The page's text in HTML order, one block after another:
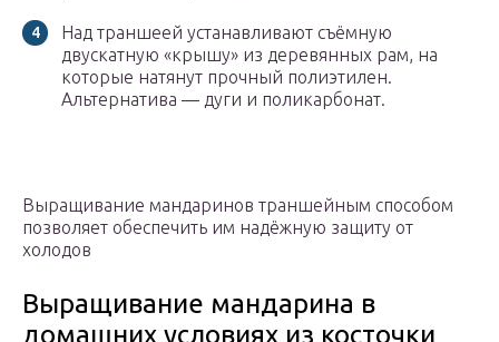
Над траншеей устанавливают съёмную
двускатную «крышу» из деревянных рам, на
которые натянут прочный полиэтилен.
Альтернатива — дуги и поликарбонат.
Выращивание мандаринов траншейным способом
позволяет обеспечить им надёжную защиту от
холодов
Выращивание мандарина в
домашних условиях из косточки